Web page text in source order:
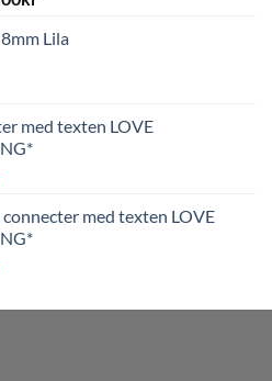
Lila
med texten LOVE
med texten LOVE